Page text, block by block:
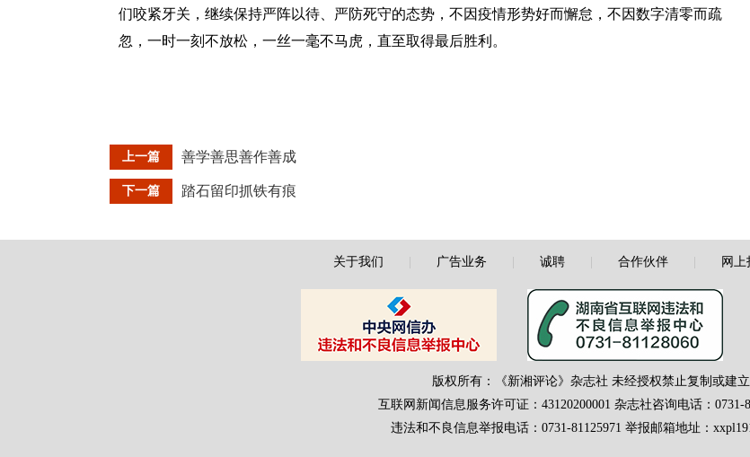
们咬紧牙关，继续保持严阵以待、严防死守的态势，不因疫情形势好而懈怠，不因数字清零而疏
忽，一时一刻不放松，一丝一毫不马虎，直至取得最后胜利。
上一篇 善学善思善作善成
下一篇 踏石留印抓铁有痕
关于我们 广告业务 诚聘| 合作伙伴| 网上
版权所有：《新湘评论》杂志社 未经授权禁止复制或建
互联网新闻信息服务许可证：43120200001 杂志社咨询电话：0731-
违法和不良信息举报电话：0731-81125971 举报邮箱地址：